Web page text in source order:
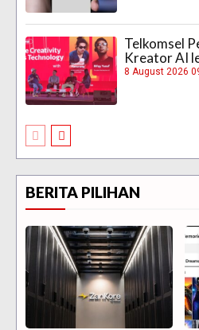
Telkomsel
Kreator AI
8 August 2026
BERITA PILIHAN